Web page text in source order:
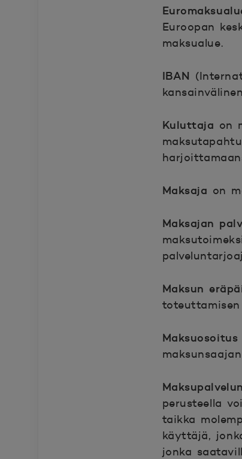
Euroopan
maksualue.
IBAN
Kuluttaja on
Maksaja on
Maksajan
Maksun
Maksuosoitus
perusteella
taikka
käyttäjä,
jonka